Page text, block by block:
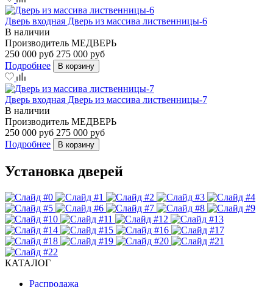
Дверь входная Дверь из массива лиственницы-6
В наличии
Производитель МЕДВЕРЬ
250 000 руб 275 000 руб
Подробнее
В корзину
Дверь входная Дверь из массива лиственницы-7
В наличии
Производитель МЕДВЕРЬ
250 000 руб 275 000 руб
Подробнее
В корзину
Установка дверей
КАТАЛОГ
Распродажа